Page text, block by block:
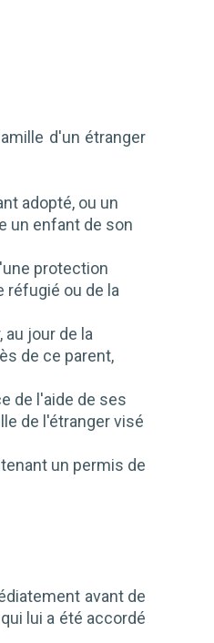
d'un étranger
adopté, ou un
un enfant de son
protection
réfugié ou de la
jour de la
de ce parent,
de l'aide de ses
de l'étranger visé
un permis de
avant de
lui a été accordé